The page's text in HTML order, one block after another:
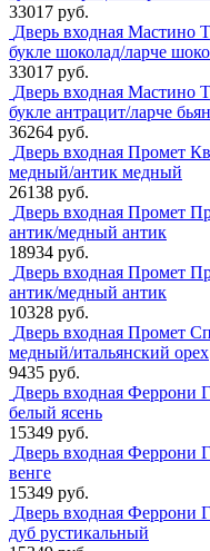
33017 руб.
Дверь входная Мастино
букле шоколад/ларче
33017 руб.
Дверь входная Мастино
букле антрацит/ларче
36264 руб.
Дверь входная Промет
медный/антик медный
26138 руб.
Дверь входная Промет
антик/медный антик
18934 руб.
Дверь входная Промет
антик/медный антик
10328 руб.
Дверь входная Промет
медный/итальянский орех
9435 руб.
Дверь входная Феррони
белый ясень
15349 руб.
Дверь входная Феррони
венге
15349 руб.
Дверь входная Феррони
дуб рустикальный